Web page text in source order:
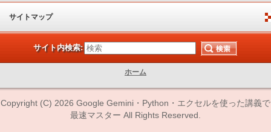
サイトマップ
サイト内検索:
ホーム
Copyright (C) 2026 Google Gemini・Python・エクセルを使った講義で
最速マスター All Rights Reserved.